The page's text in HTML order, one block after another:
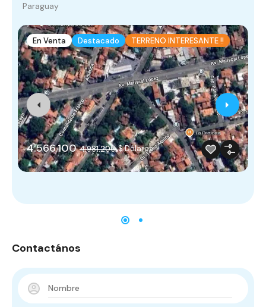
Paraguay
En Venta Destacado TERRENO INTERESANTE !!
4.566.100 4.981.200 $ Dólares.
Contactános